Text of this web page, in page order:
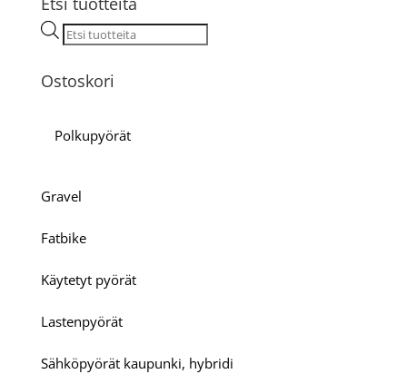
Products
Ostoskori
Polkupyörät
Gravel
Fatbike
Käytetyt pyörät
Lastenpyörät
Sähköpyörät kaupunki, hybridi